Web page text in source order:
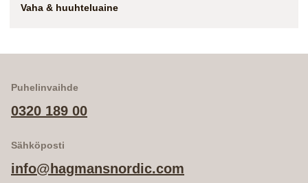
Vaha & huuhteluaine
Puhelinvaihde
0320 189 00
Sähköposti
info@hagmansnordic.com